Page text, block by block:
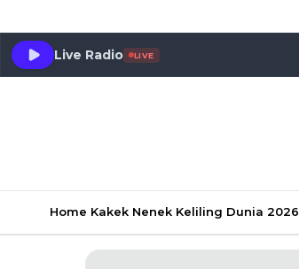
Live Radio LIVE
Home Kakek Nenek Keliling Dunia 2026